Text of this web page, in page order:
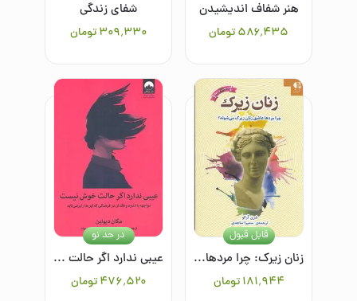
هنر شفاف اندیشیدن
۵۸۶٬۴۳۵تومان
شفای زندگی
۳۰۹٬۳۳۰تومان
زنان زیرک: چرا مردها عاشق زنان زیرک می‌شوند؟
۱۸۱٬۹۴۴ تومان
قابل قبول
عیبی ندارد اگر حالت خوش نیست: مواجهه با اندوه و فقدان در فرهنگی که این‌ها را برنمی‌تابد
۴۷۶٬۵۲۰تومان
در حد نو